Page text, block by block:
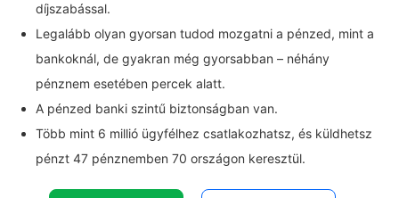
díjszabással.
Legalább olyan gyorsan tudod mozgatni a pénzed, mint a
bankoknál, de gyakran még gyorsabban – néhány
pénznem esetében percek alatt.
A pénzed banki szintű biztonságban van.
Több mint 6 millió ügyfélhez csatlakozhatsz, és küldhetsz
pénzt 47 pénznemben 70 országon keresztül.